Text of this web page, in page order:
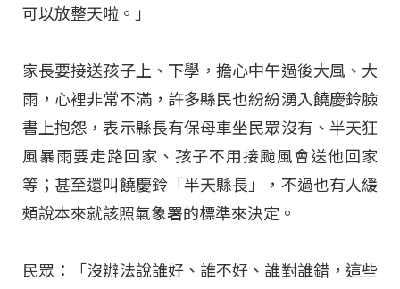
可以放整天啦。」
家長要接送孩子上、下學，擔心中午過後大風、大
雨，心裡非常不滿，許多縣民也紛紛湧入饒慶鈴臉
書上抱怨，表示縣長有保母車坐民眾沒有、半天狂
風暴雨要走路回家、孩子不用接颱風會送他回家
等；甚至還叫饒慶鈴「半天縣長」，不過也有人緩
頰說本來就該照氣象署的標準來決定。
民眾：「沒辦法說誰好、誰不好、誰對誰錯，這些